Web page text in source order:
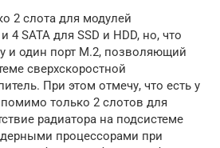
2 слота для модулей
4 SATA для SSD и HDD, но, что
и один порт M.2, позволяющий
сверхскоростной
При этом отмечу, что есть у
только 2 слотов для
радиатора на подсистеме
процессорами при